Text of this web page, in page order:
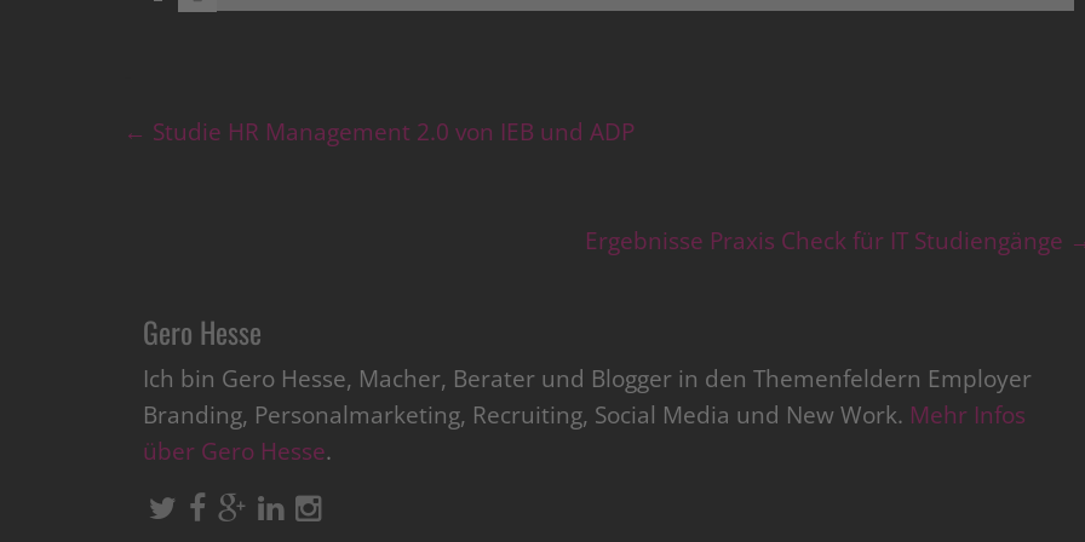
← Studie HR Management 2.0 von IEB und ADP
Ergebnisse Praxis Check für IT Studiengänge
Gero Hesse
Ich bin Gero Hesse, Macher, Berater und Blogger in den Themenfeldern Employer
Branding, Personalmarketing, Recruiting, Social Media und New Work. Mehr Infos
über Gero Hesse.